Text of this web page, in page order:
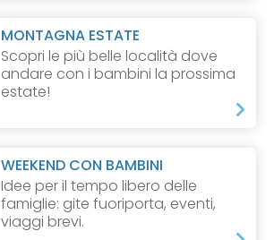
MONTAGNA ESTATE
Scopri le più belle località dove
andare con i bambini la prossima
estate!
WEEKEND CON BAMBINI
Idee per il tempo libero delle
famiglie: gite fuoriporta, eventi,
viaggi brevi.